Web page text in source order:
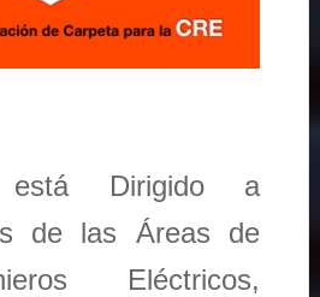
Dirigido a
de las Áreas de
Eléctricos,